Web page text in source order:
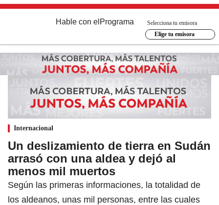
Hable con el Programa
Selecciona tu emisora
Elige tu emisora
Internacional
Un deslizamiento de tierra en Sudán
arrasó con una aldea y dejó al
menos mil muertos
Según las primeras informaciones, la totalidad de
los aldeanos, unas mil personas, entre las cuales